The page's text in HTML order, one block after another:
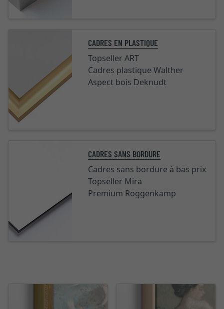
CADRES EN PLASTIQUE
Topseller ART
Cadres plastique Walther
Aspect bois Deknudt
CADRES SANS BORDURE
Cadres sans bordure à bas prix
Topseller Mira
Premium Roggenkamp